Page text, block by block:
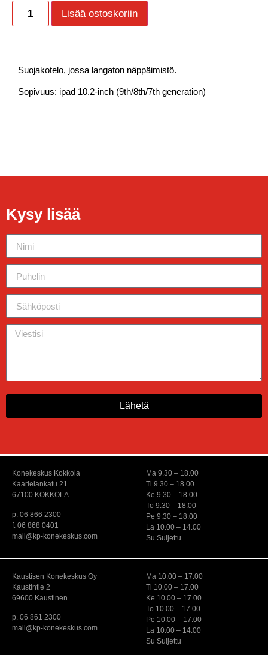
Lisää ostoskoriin
Suojakotelo, jossa langaton näppäimistö.
Sopivuus: ipad 10.2-inch (9th/8th/7th generation)
Kysy lisää
Lähetä
Konekeskus Kokkola
Kaarlelankatu 21
67100 KOKKOLA
p. 06 866 2300
f. 06 868 0401
mail@kp-konekeskus.com
Ma 9.30 – 18.00
Ti 9.30 – 18.00
Ke 9.30 – 18.00
To 9.30 – 18.00
Pe 9.30 – 18.00
La 10.00 – 14.00
Su Suljettu
Kaustisen Konekeskus Oy
Kaustintie 2
69600 Kaustinen
p. 06 861 2300
mail@kp-konekeskus.com
Ma 10.00 – 17.00
Ti 10.00 – 17.00
Ke 10.00 – 17.00
To 10.00 – 17.00
Pe 10.00 – 17.00
La 10.00 – 14.00
Su Suljettu